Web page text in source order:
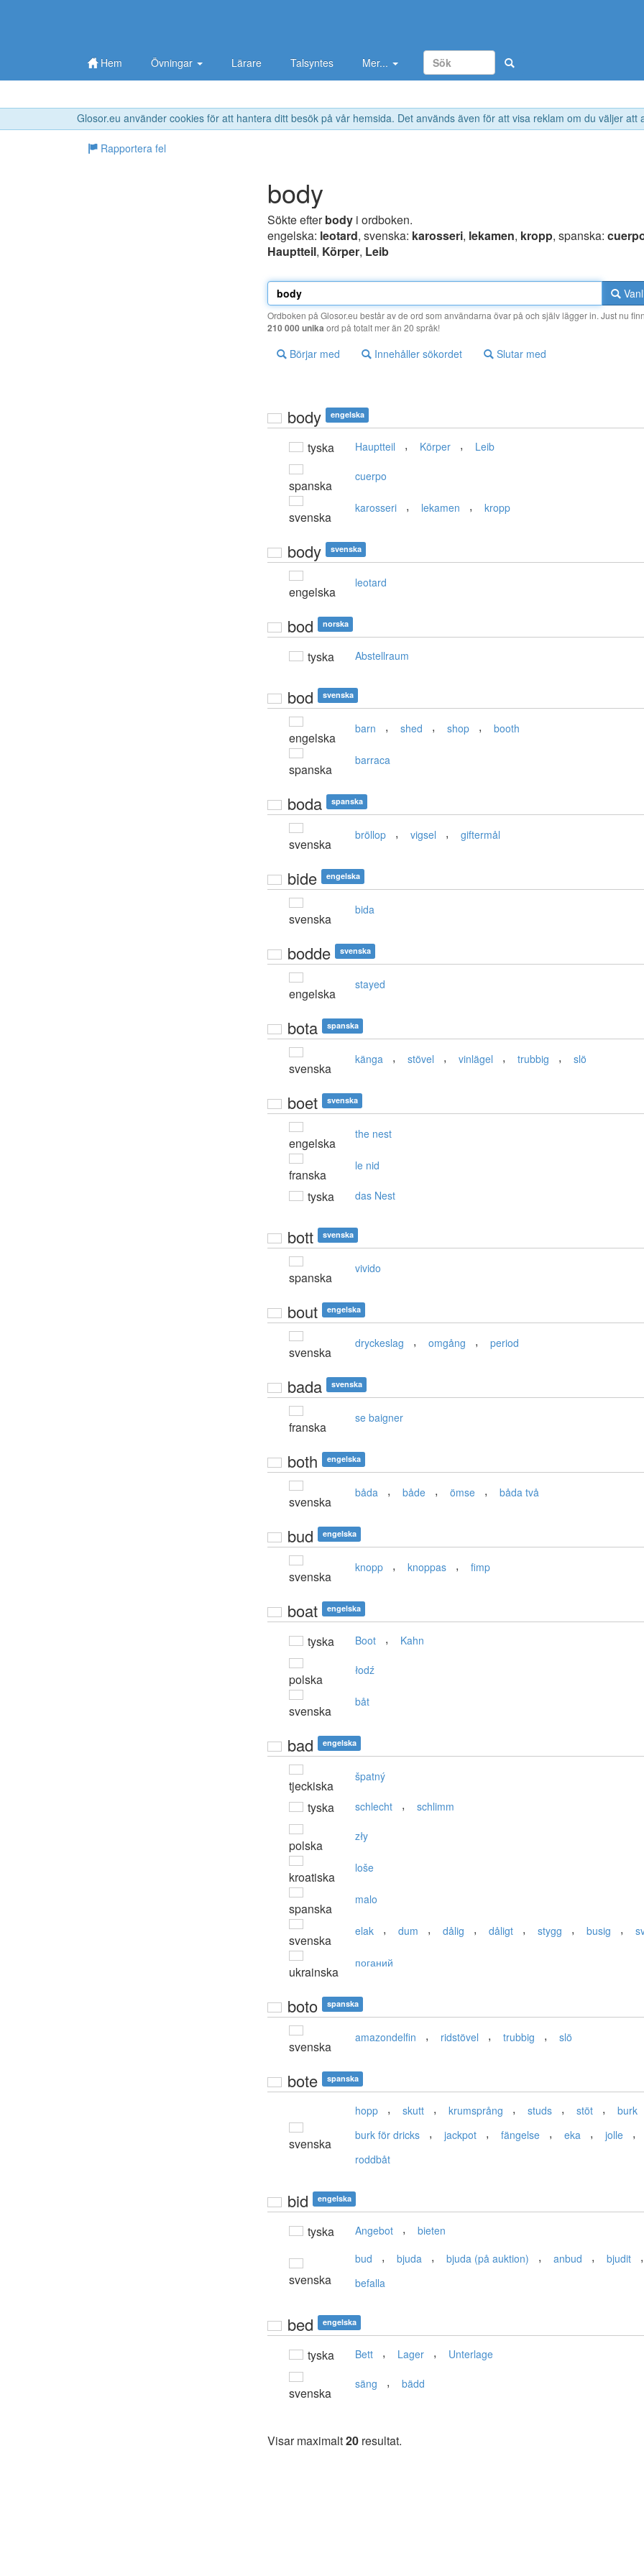
Glosor.eu använder cookies för att hantera ditt besök på vår hemsida. Det används även för att visa reklam om du väljer
Hem Övningar Lärare Talsyntes Mer...
Rapportera fel
body
Sökte efterbody i ordboken.
engelska: leotard, svenska: karosseri, lekamen, kropp, spanska:
Hauptteil, Körper, Leib
Ordboken på Glosor.eu består av de ord som användarna övar på och själv lägger in. Just nu
210 000 unika ord på totalt mer än 20 språk!
Börjar med Innehåller sökordet Slutar med
body engelska
tyska Hauptteil , Körper , Leib
spanska
cuerpo
svenska
karosseri , lekamen , kropp
body svenska
engelska
leotard
bod norska
tyska Abstellraum
bod svenska
engelska
barn , shed , shop , booth
spanska
barraca
boda spanska
svenska
bröllop , vigsel , giftermål
bide engelska
svenska
bida
bodde svenska
engelska
stayed
bota spanska
svenska
känga , stövel , vinlägel , trubbig , slö
boet svenska
engelska
the nest
franska
le nid
tyska das Nest
bott svenska
spanska
vivido
bout engelska
svenska
dryckeslag , omgång , period
bada svenska
franska
se baigner
both engelska
svenska
båda , både , ömse , båda två
bud engelska
svenska
knopp , knoppas , fimp
boat engelska
tyska Boot , Kahn
polska
łodź
svenska
båt
bad engelska
tjeckiska
špatný
tyska schlecht , schlimm
polska
zły
kroatiska
loše
spanska
malo
svenska
elak , dum , dålig , dåligt , stygg , busig ,
ukrainska
поганий
boto spanska
svenska
amazondelfin , ridstövel , trubbig , slö
bote spanska
svenska
hopp , skutt , krumsprång , studs , stöt ,
burk
burk för dricks
, jackpot , fängelse , eka , jolle ,
roddbåt
bid engelska
tyska Angebot , bieten
svenska
bud , bjuda , bjuda (på auktion) , anbud , bjudit
befalla
bed engelska
tyska Bett , Lager , Unterlage
svenska
säng , bädd
Visar maximalt20 resultat.